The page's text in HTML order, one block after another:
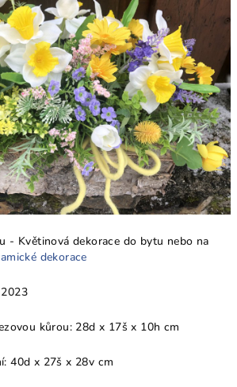
- Květinová dekorace do bytu nebo na
dekorace
kůrou: 28d x 17š x 10h cm
40d x 27š x 28v cm